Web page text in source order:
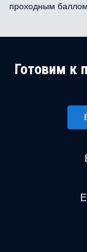
проходным баллом.
Готовим к